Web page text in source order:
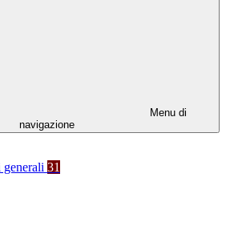
Menu di
navigazione
31